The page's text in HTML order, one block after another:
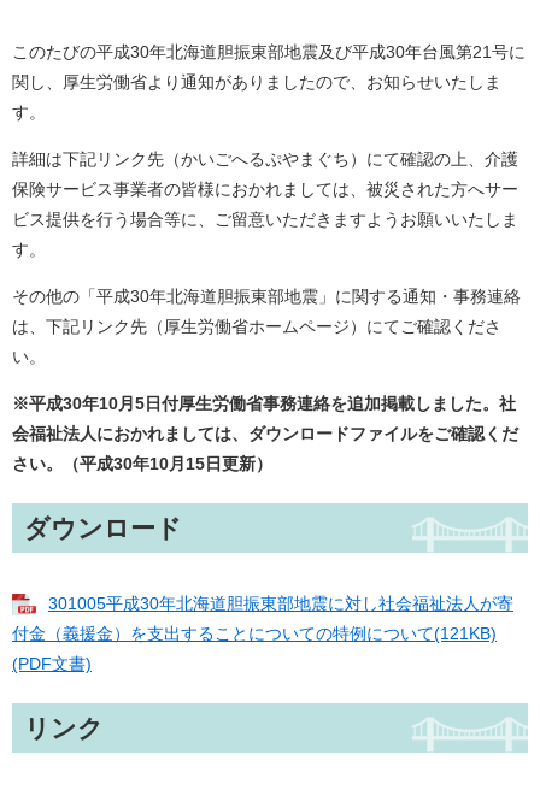
このたびの平成30年北海道胆振東部地震及び平成30年台風第21号に
関し、厚生労働省より通知がありましたので、お知らせいたしま
す。
詳細は下記リンク先（かいごへるぷやまぐち）にて確認の上、介護
保険サービス事業者の皆様におかれましては、被災された方へサー
ビス提供を行う場合等に、ご留意いただきますようお願いいたしま
す。
その他の「平成30年北海道胆振東部地震」に関する通知・事務連絡
は、下記リンク先（厚生労働省ホームページ）にてご確認くださ
い。
※平成30年10月5日付厚生労働省事務連絡を追加掲載しました。社
会福祉法人におかれましては、ダウンロードファイルをご確認くだ
さい。（平成30年10月15日更新）
ダウンロード
301005平成30年北海道胆振東部地震に対し社会福祉法人が寄
付金（義援金）を支出することについての特例について(121KB)
(PDF文書)
リンク